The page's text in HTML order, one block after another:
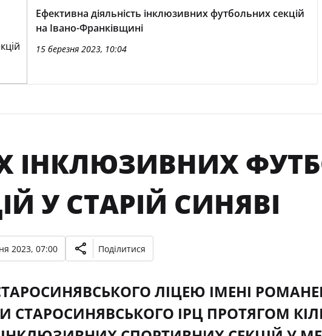
Ефективна діяльність інклюзивних футбольних секцій
на Івано-Франківщині
15 березня 2023, 10:04
ІНКЛЮЗИВНИХ
У СТАРІЙ СИНЯВІ
2023, 07:00 Поділитися
ЛІЦЕЮ ІМЕНІ
СТАРОСИНЯВСЬКОГО ІРЦ ПРОТЯГОМ